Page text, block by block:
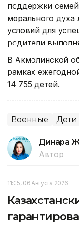
поддержки
морального духа
условий для
родители
В Акмолинской
рамках
14 755 детей.
Военные Дети
Динара
Автор
11:05, 06 Августа 2026